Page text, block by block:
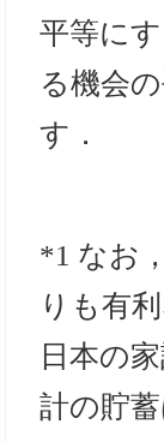
平等に
る機会
す．
*1 なお
りも有
日本の
計の貯